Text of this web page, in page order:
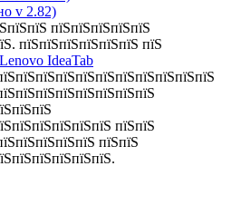
v 2.82)
пїЅпїЅпїЅпїЅпїЅ
пїЅпїЅпїЅпїЅпїЅпїЅ пїЅ
Lenovo IdeaTab
пїЅпїЅ
пїЅпїЅ